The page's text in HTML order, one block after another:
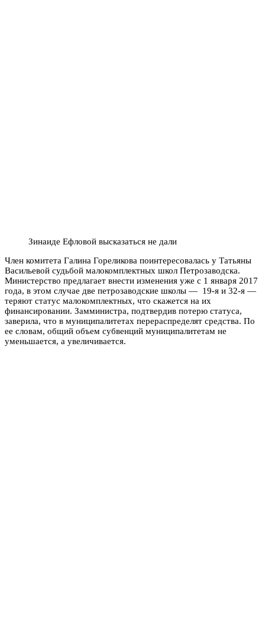
Зинаиде Ефловой высказаться не дали
Член комитета Галина Гореликова поинтересовалась у Татьяны
Васильевой судьбой малокомплектных школ Петрозаводска.
Министерство предлагает внести изменения уже с 1 января 2017
года, в этом случае две петрозаводские школы — 19-я и 32-я —
теряют статус малокомплектных, что скажется на их
финансировании. Замминистра, подтвердив потерю статуса,
заверила, что в муниципалитетах перераспределят средства. По
ее словам, общий объем субвенций муниципалитетам не
уменьшается, а увеличивается.